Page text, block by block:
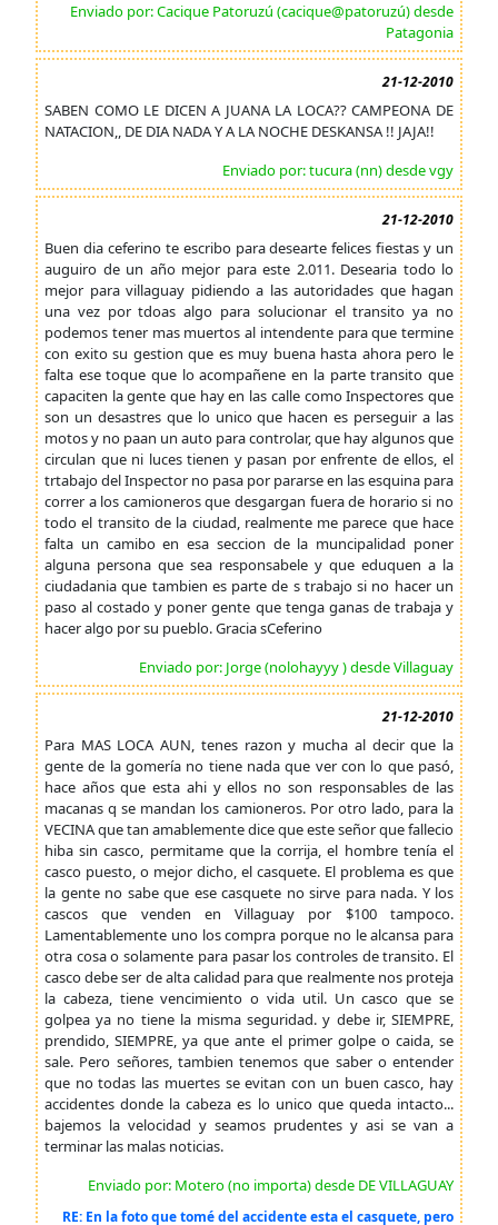
Enviado por: Cacique Patoruzú (cacique@patoruzú) desde
Patagonia
21-12-2010
SABEN COMO LE DICEN A JUANA LA LOCA?? CAMPEONA DE
NATACION,, DE DIA NADA Y A LA NOCHE DESKANSA !! JAJA!!
Enviado por: tucura (nn) desde vgy
21-12-2010
Buen dia ceferino te escribo para desearte felices fiestas y un
auguiro de un año mejor para este 2.011. Desearia todo lo
mejor para villaguay pidiendo a las autoridades que hagan
una vez por tdoas algo para solucionar el transito ya no
podemos tener mas muertos al intendente para que termine
con exito su gestion que es muy buena hasta ahora pero le
falta ese toque que lo acompañene en la parte transito que
capaciten la gente que hay en las calle como Inspectores que
son un desastres que lo unico que hacen es perseguir a las
motos y no paan un auto para controlar, que hay algunos que
circulan que ni luces tienen y pasan por enfrente de ellos, el
trtabajo del Inspector no pasa por pararse en las esquina para
correr a los camioneros que desgargan fuera de horario si no
todo el transito de la ciudad, realmente me parece que hace
falta un camibo en esa seccion de la muncipalidad poner
alguna persona que sea responsabele y que eduquen a la
ciudadania que tambien es parte de s trabajo si no hacer un
paso al costado y poner gente que tenga ganas de trabaja y
hacer algo por su pueblo. Gracia sCeferino
Enviado por: Jorge (nolohayyy ) desde Villaguay
21-12-2010
Para MAS LOCA AUN, tenes razon y mucha al decir que la
gente de la gomería no tiene nada que ver con lo que pasó,
hace años que esta ahi y ellos no son responsables de las
macanas q se mandan los camioneros. Por otro lado, para la
VECINA que tan amablemente dice que este señor que fallecio
hiba sin casco, permitame que la corrija, el hombre tenía el
casco puesto, o mejor dicho, el casquete. El problema es que
la gente no sabe que ese casquete no sirve para nada. Y los
cascos que venden en Villaguay por $100 tampoco.
Lamentablemente uno los compra porque no le alcansa para
otra cosa o solamente para pasar los controles de transito. El
casco debe ser de alta calidad para que realmente nos proteja
la cabeza, tiene vencimiento o vida util. Un casco que se
golpea ya no tiene la misma seguridad. y debe ir, SIEMPRE,
prendido, SIEMPRE, ya que ante el primer golpe o caida, se
sale. Pero señores, tambien tenemos que saber o entender
que no todas las muertes se evitan con un buen casco, hay
accidentes donde la cabeza es lo unico que queda intacto...
bajemos la velocidad y seamos prudentes y asi se van a
terminar las malas noticias.
Enviado por: Motero (no importa) desde DE VILLAGUAY
RE: En la foto que tomé del accidente esta el casquete, pero